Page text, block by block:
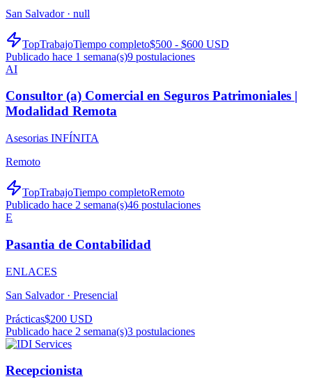
San Salvador · null
TopTrabajoTiempo completo$500 - $600 USD
Publicado hace 1 semana(s)9 postulaciones
AI
Consultor (a) Comercial en Seguros Patrimoniales |
Modalidad Remota
Asesorias INFÍNITA
Remoto
TopTrabajoTiempo completoRemoto
Publicado hace 2 semana(s)46 postulaciones
E
Pasantia de Contabilidad
ENLACES
San Salvador · Presencial
Prácticas$200 USD
Publicado hace 2 semana(s)3 postulaciones
Recepcionista